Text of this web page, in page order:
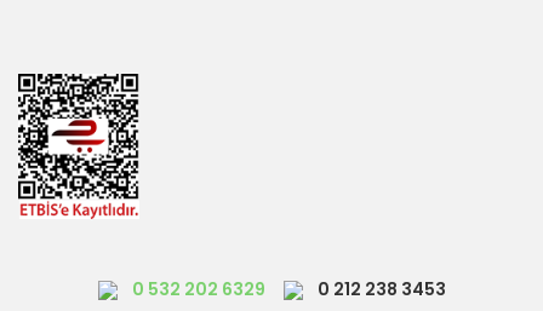
0 532 202 6329 0 212 238 3453